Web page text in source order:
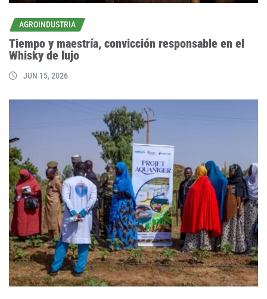
AGROINDUSTRIA
Tiempo y maestría, convicción responsable en el
Whisky de lujo
JUN 15, 2026